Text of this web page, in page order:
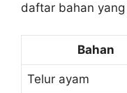
daftar bahan
Bahan
Telur ayam